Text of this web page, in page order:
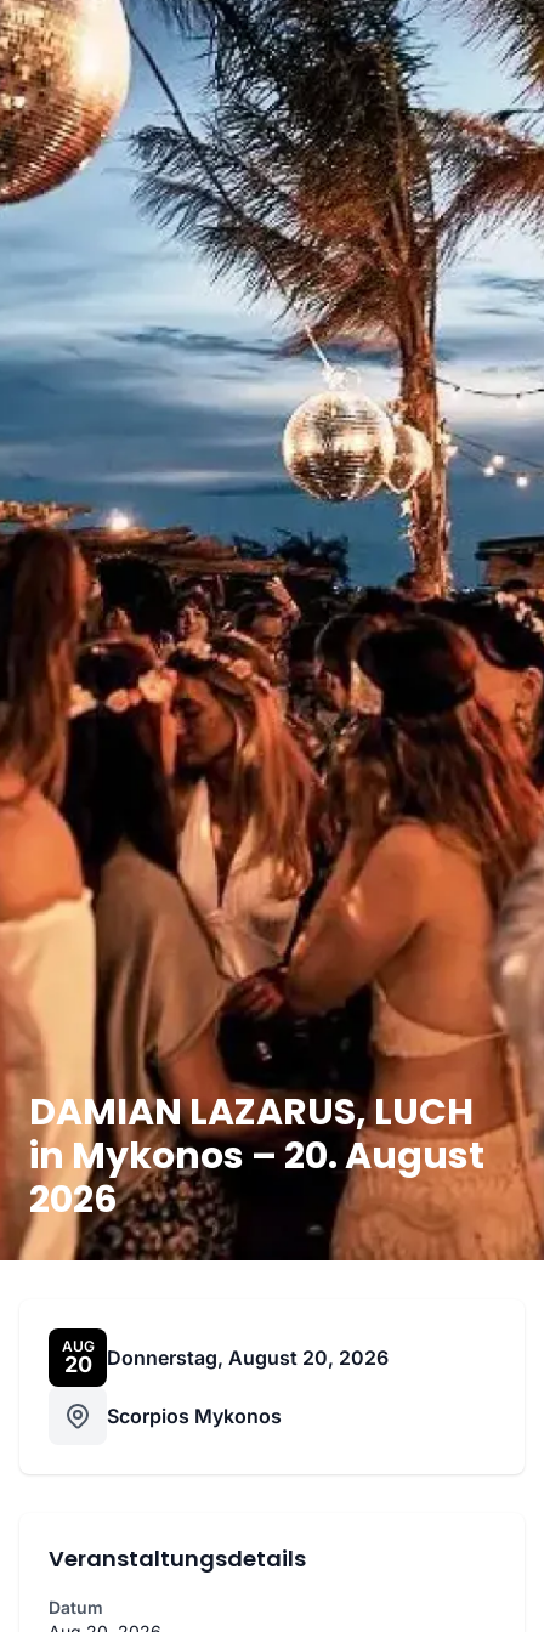
DAMIAN LAZARUS, LUCH
in Mykonos – 20. August
2026
AUG
20 Donnerstag, August 20, 2026
Scorpios Mykonos
Veranstaltungsdetails
Datum